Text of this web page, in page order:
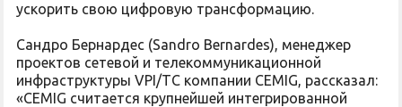
ускорить свою цифровую трансформацию.
Сандро Бернардес (Sandro Bernardes), менеджер
проектов сетевой и телекоммуникационной
инфраструктуры VPI/TC компании CEMIG, рассказал:
«CEMIG считается крупнейшей интегрированной